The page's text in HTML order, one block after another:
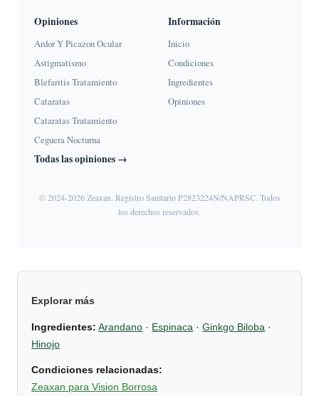
Opiniones
Ardor Y Picazon Ocular
Astigmatismo
Blefaritis Tratamiento
Cataratas
Cataratas Tratamiento
Ceguera Nocturna
Todas las opiniones →
Información
Inicio
Condiciones
Ingredientes
Opiniones
© 2024-2026 Zeaxan. Registro Sanitario P2823224N/NAPRSC. Todos
los derechos reservados.
Explorar más
Ingredientes: Arandano · Espinaca ·Ginkgo Biloba ·
Hinojo
Condiciones relacionadas:
Zeaxan para Vision Borrosa